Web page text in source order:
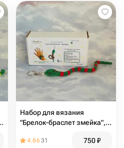
Набор для вязания
"Брелок-браслет змейка",
4.8631 750₽